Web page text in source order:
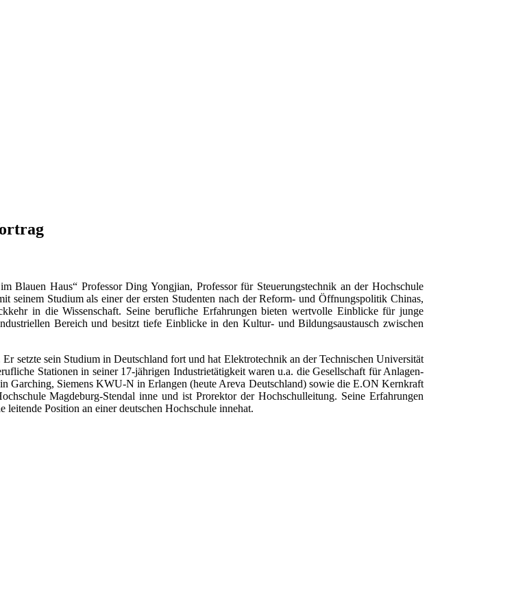
Haus“ Professor Ding Yongjian, Professor für Steuerungstechnik an der Hochschule
seinem Studium als einer der ersten Studenten nach der Reform- und Öffnungspolitik Chinas,
in die Wissenschaft. Seine berufliche Erfahrungen bieten wertvolle Einblicke für junge
Bereich und besitzt tiefe Einblicke in den Kultur- und Bildungsaustausch zwischen
setzte sein Studium in Deutschland fort und hat Elektrotechnik an der Technischen Universität
Stationen in seiner 17-jährigen Industrietätigkeit waren u.a. die Gesellschaft für Anlagen-
Garching, Siemens KWU-N in Erlangen (heute Areva Deutschland) sowie die E.ON Kernkraft
Magdeburg-Stendal inne und ist Prorektor der Hochschulleitung. Seine Erfahrungen
Position an einer deutschen Hochschule innehat.